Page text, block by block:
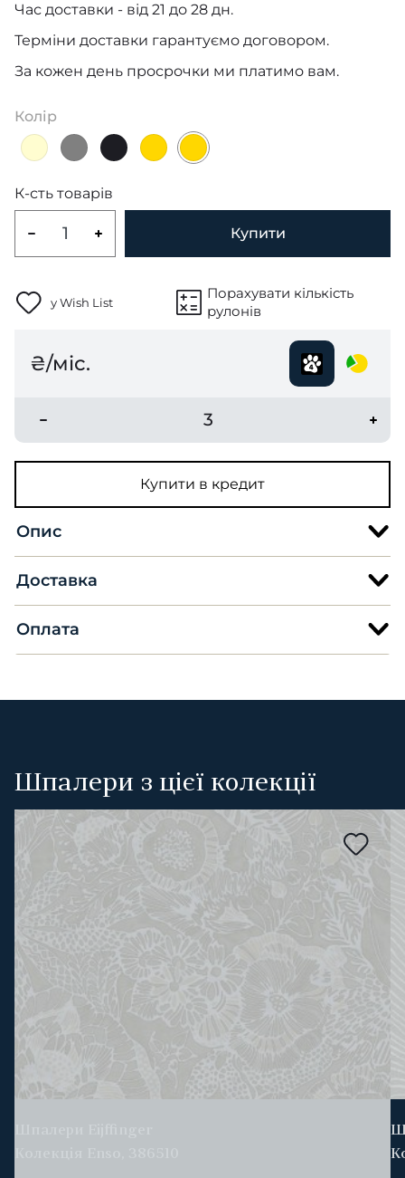
Час доставки - від 21 до 28 дн.
Терміни доставки гарантуємо договором.
За кожен день просрочки ми платимо вам.
Колір
К-сть товарів
Купити
у Wish List
Порахувати кількість
рулонів
₴/міс.
3
Купити в кредит
Опис
Доставка
Оплата
Шпалери з цієї колекції